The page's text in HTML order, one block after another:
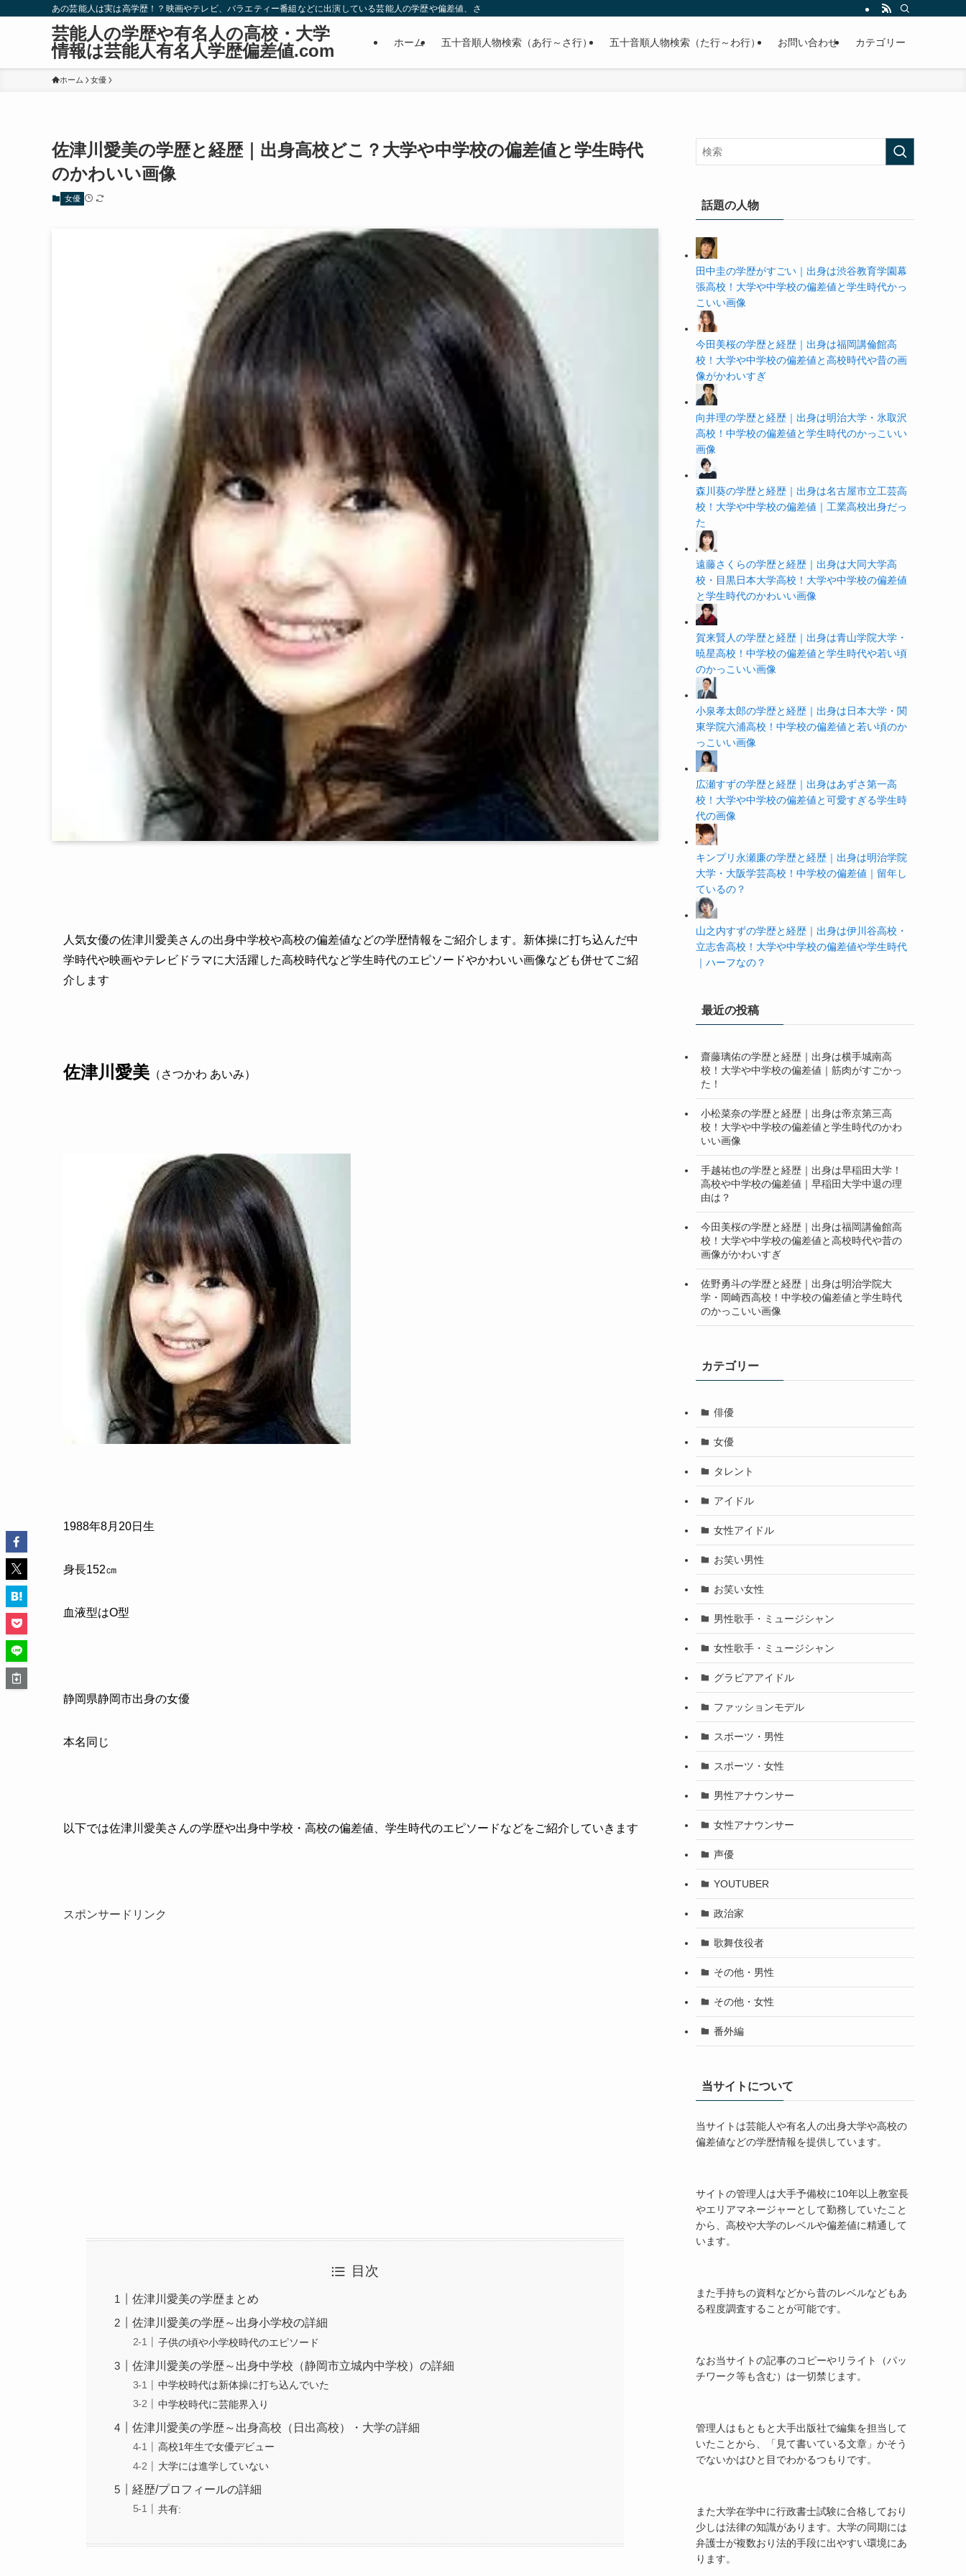
あの芸能人は実は高学歴！？映画やテレビ、バラエティー番組などに出演している芸能人の学歴や偏差値、さらに政治家やスポーツ選手などの有名人の学歴や高校・大学の偏差値まで紹介していきます。
芸能人の学歴や有名人の高校・大学
情報は芸能人有名人学歴偏差値.com
ホーム 五十音順人物検索（あ行～さ行） 五十音順人物検索（た行～わ行） お問い合わせ カテゴリー
ホーム 女優
佐津川愛美の学歴と経歴｜出身高校どこ？大学や中学校の偏差値と学生時代
のかわいい画像
女優
人気女優の佐津川愛美さんの出身中学校や高校の偏差値などの学歴情報をご紹介します。新体操に打ち込んだ中
学時代や映画やテレビドラマに大活躍した高校時代など学生時代のエピソードやかわいい画像なども併せてご紹
介します
佐津川愛美 （さつかわ あいみ）
1988年8月 20日生
身長152㎝
血液型はO型
静岡県静岡市出身の女優
本名同じ
以下では佐津川愛美さんの学歴や出身中学校・高校の偏差値、学生時代のエピソードなどをご紹介していきます
スポンサードリンク
目次
佐津川愛美の学歴まとめ
佐津川愛美の学歴～出身小学校の詳細
子供の頃や小学校時代のエピソード
佐津川愛美の学歴～出身中学校（静岡市立城内中学校）の詳細
中学校時代は新体操に打ち込んでいた
中学校時代に芸能界入り
佐津川愛美の学歴～出身高校（日出高校）・大学の詳細
高校1年生で女優デビュー
大学には進学していない
経歴/プロフィールの詳細
共有:
話題の人物
田中圭の学歴がすごい｜出身は渋谷教育学園幕
張高校！大学や中学校の偏差値と学生時代かっ
こいい画像
今田美桜の学歴と経歴｜出身は福岡講倫館高
校！大学や中学校の偏差値と高校時代や昔の画
像がかわいすぎ
向井理の学歴と経歴｜出身は明治大学・氷取沢
高校！中学校の偏差値と学生時代のかっこいい
画像
森川葵の学歴と経歴｜出身は名古屋市立工芸高
校！大学や中学校の偏差値｜工業高校出身だっ
た
遠藤さくらの学歴と経歴｜出身は大同大学高
校・目黒日本大学高校！大学や中学校の偏差値
と学生時代のかわいい画像
賀来賢人の学歴と経歴｜出身は青山学院大学・
暁星高校！中学校の偏差値と学生時代や若い頃
のかっこいい画像
小泉孝太郎の学歴と経歴｜出身は日本大学・関
東学院六浦高校！中学校の偏差値と若い頃のか
っこいい画像
広瀬すずの学歴と経歴｜出身はあずさ第一高
校！大学や中学校の偏差値と可愛すぎる学生時
代の画像
キンプリ永瀬廉の学歴と経歴｜出身は明治学院
大学・大阪学芸高校！中学校の偏差値｜留年し
ているの？
山之内すずの学歴と経歴｜出身は伊川谷高校・
立志舎高校！大学や中学校の偏差値や学生時代
｜ハーフなの？
最近の投稿
齋藤璃佑の学歴と経歴｜出身は横手城南高
校！大学や中学校の偏差値｜筋肉がすごかっ
た！
小松菜奈の学歴と経歴｜出身は帝京第三高
校！大学や中学校の偏差値と学生時代のかわ
いい画像
手越祐也の学歴と経歴｜出身は早稲田大学！
高校や中学校の偏差値｜早稲田大学中退の理
由は？
今田美桜の学歴と経歴｜出身は福岡講倫館高
校！大学や中学校の偏差値と高校時代や昔の
画像がかわいすぎ
佐野勇斗の学歴と経歴｜出身は明治学院大
学・岡崎西高校！中学校の偏差値と学生時代
のかっこいい画像
カテゴリー
俳優
女優
タレント
アイドル
女性アイドル
お笑い男性
お笑い女性
男性歌手・ミュージシャン
女性歌手・ミュージシャン
グラビアアイドル
ファッションモデル
スポーツ・男性
スポーツ・女性
男性アナウンサー
女性アナウンサー
声優
YOUTUBER
政治家
歌舞伎役者
その他・男性
その他・女性
番外編
当サイトについて
当サイトは芸能人や有名人の出身大学や高校の
偏差値などの学歴情報を提供しています。
サイトの管理人は大手予備校に10年以上教室長
やエリアマネージャーとして勤務していたこと
から、高校や大学のレベルや偏差値に精通して
います。
また手持ちの資料などから昔のレベルなどもあ
る程度調査することが可能です。
なお当サイトの記事のコピーやリライト（パッ
チワーク等も含む）は一切禁じます。
管理人はもともと大手出版社で編集を担当して
いたことから、「見て書いている文章」かそう
でないかはひと目でわかるつもりです。
また大学在学中に行政書士試験に合格しており
少しは法律の知識があります。大学の同期には
弁護士が複数おり法的手段に出やすい環境にあ
ります。